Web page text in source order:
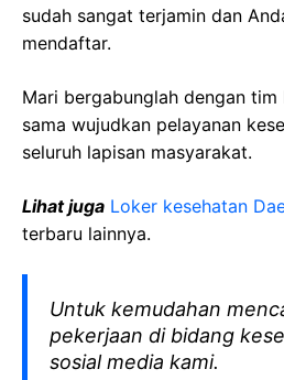
sudah sangat terjamin dan
mendaftar.
Mari bergabunglah dengan
sama wujudkan pelayanan
seluruh lapisan masyarakat.
Lihat juga Loker kesehatan
terbaru lainnya.
Untuk kemudahan
pekerjaan di bidang
sosial media kami.